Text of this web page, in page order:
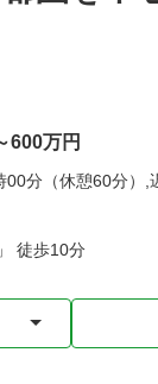
600万円
00分（休憩60分）,
徒歩10分